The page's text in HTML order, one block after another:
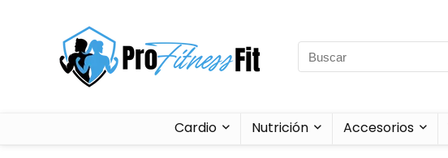
Cardio Nutrición Accesorios